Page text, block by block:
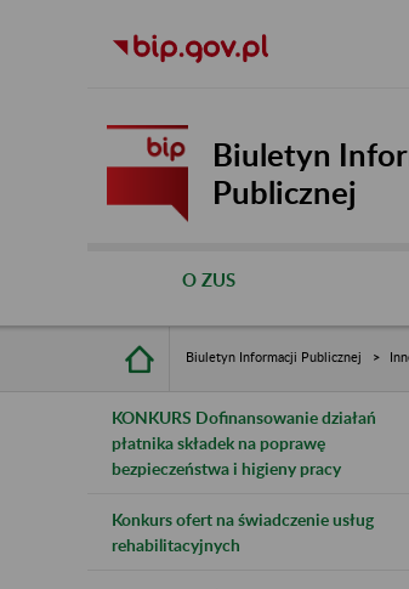
Biuletyn
Publicznej
O ZUS
Biuletyn Informacji Publicznej
KONKURS Dofinansowanie działań
płatnika składek na poprawę
bezpieczeństwa i higieny pracy
Konkurs ofert na świadczenie usług
rehabilitacyjnych